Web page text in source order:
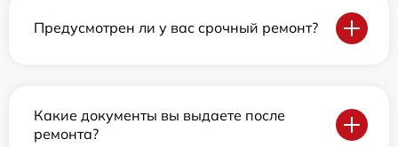
Предусмотрен ли у вас срочный ремонт?
Какие документы вы выдаете после
ремонта?